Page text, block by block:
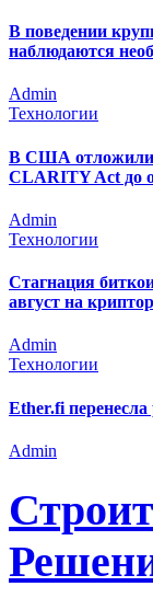
В поведении
наблюдаются
Admin
Технологии
В США отложили
CLARITY Act до
Admin
Технологии
Стагнация
август на
Admin
Технологии
Ether.fi
Admin